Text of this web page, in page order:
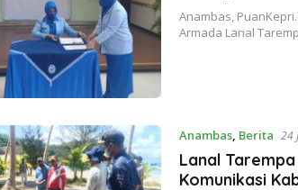
Anambas,
Armada Lanal
Anambas, Berita 24
Lanal
Komunikasi